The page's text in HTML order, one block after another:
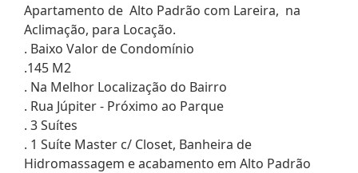
Apartamento de Alto Padrão com Lareira, na
Aclimação, para Locação.
. Baixo Valor de Condomínio
.145 M2
. Na Melhor Localização do Bairro
. Rua Júpiter - Próximo ao Parque
. 3 Suítes
. 1 Suíte Master c/ Closet, Banheira de
Hidromassagem e acabamento em Alto Padrão